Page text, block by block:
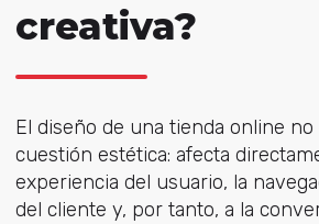
creativa?
El diseño de una tienda online no
cuestión estética: afecta
experiencia del usuario, la
del cliente y, por tanto, a la